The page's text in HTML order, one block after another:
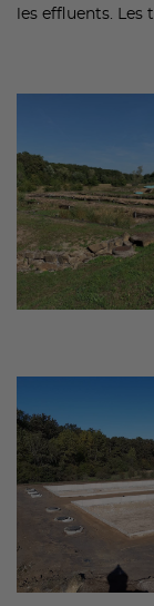
les effluents. Les